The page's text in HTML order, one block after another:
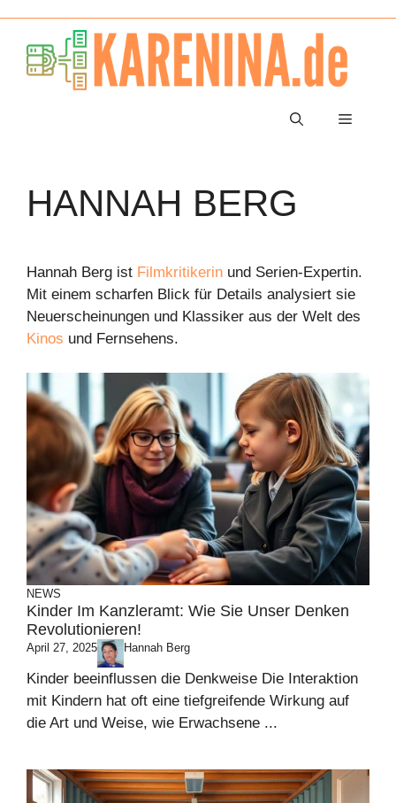
springen
Menü
HANNAH BERG
Hannah Berg ist Filmkritikerin und Serien-Expertin.
Mit einem scharfen Blick für Details analysiert sie
Neuerscheinungen und Klassiker aus der Welt des
Kinos und Fernsehens.
NEWS
Kinder Im Kanzleramt: Wie Sie Unser Denken
Revolutionieren!
April 27, 2025 Hannah Berg
Kinder beeinflussen die Denkweise Die Interaktion
mit Kindern hat oft eine tiefgreifende Wirkung auf
die Art und Weise, wie Erwachsene ...